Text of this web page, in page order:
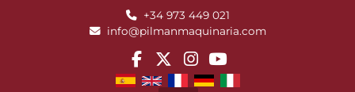
+34 973 449 021
info@pilmanmaquinaria.com
facebook
twitterinstagram
youtube